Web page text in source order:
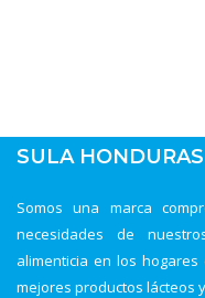
SULA HONDURAS
Somos una marca
necesidades de
alimenticia en los
mejores productos lácteos